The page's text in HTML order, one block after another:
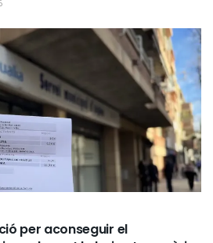
per aconseguir el